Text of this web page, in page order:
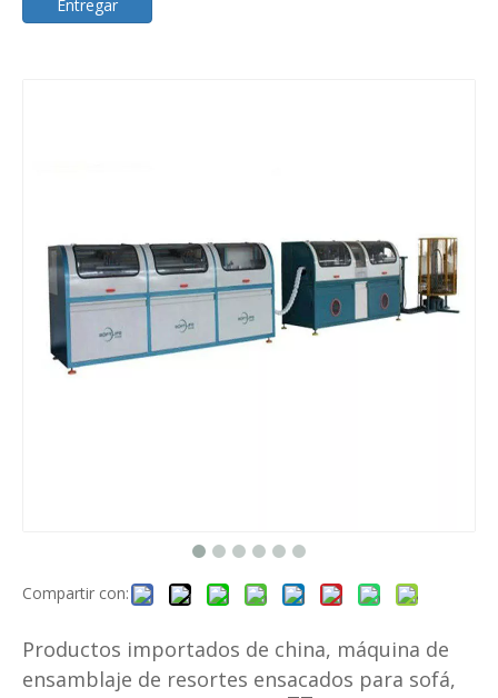
Entregar
Compartir con:
Productos importados de china, máquina de
ensamblaje de resortes ensacados para sofá,